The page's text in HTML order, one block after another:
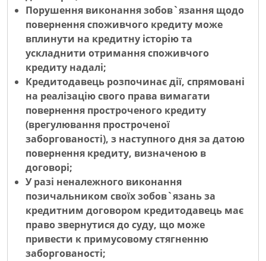
Порушення виконання зобов`язання щодо
повернення споживчого кредиту може
вплинути на кредитну історію та
ускладнити отримання споживчого
кредиту надалі;
Кредитодавець розпочинає дії, спрямовані
на реалізацію свого права вимагати
повернення простроченого кредиту
(врегулювання простроченої
заборгованості), з наступного дня за датою
повернення кредиту, визначеною в
договорі;
У разі неналежного виконання
позичальником своїх зобов`язань за
кредитним договором кредитодавець має
право звернутися до суду, що може
привести к примусовому стягненню
заборгованості;